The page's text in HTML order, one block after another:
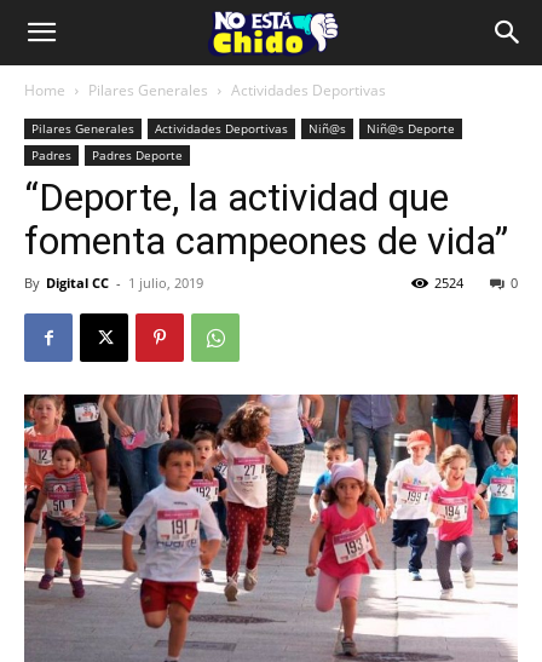
Home Pilares Generales Actividades Deportivas
Pilares Generales Actividades Deportivas Niñ@s
Niñ@s Deporte
Padres
Padres Deporte
“Deporte, la actividad que
fomenta campeones de vida”
By Digital CC - 1 julio, 2019 0
2524